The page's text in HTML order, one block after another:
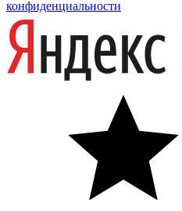
конфиденциальности